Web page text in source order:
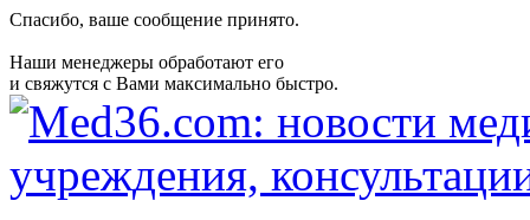
Спасибо, ваше сообщение принято.
Наши менеджеры обработают его
и свяжутся с Вами максимально быстро.